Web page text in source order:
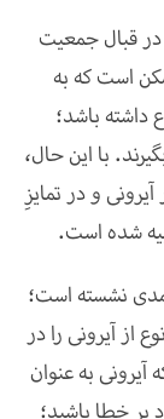
قبال جمعیت
است که به
داشته باشد؛
با این حال،
و در تمایزِ
شده است.
نشسته است؛
از آیرونی را در
به عنوان
بر خطا باشید؛